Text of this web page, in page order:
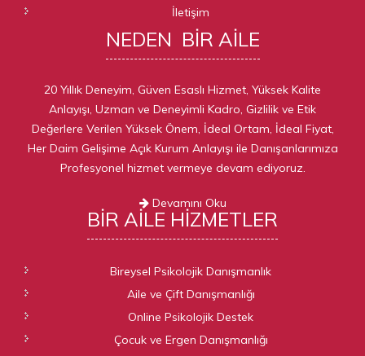
İletişim
NEDEN BIR AILE
20 Yıllık Deneyim, Güven Esaslı Hizmet, Yüksek Kalite
Anlayışı, Uzman ve Deneyimli Kadro, Gizlilik ve Etik
Değerlere Verilen Yüksek Önem, İdeal Ortam, İdeal Fiyat,
Her Daim Gelişime Açık Kurum Anlayışı ile Danışanlarımıza
Profesyonel hizmet vermeye devam ediyoruz.
Devamını Oku
BIR AILE HIZMETLER
Bireysel Psikolojik Danışmanlık
Aile ve Çift Danışmanlığı
Online Psikolojik Destek
Çocuk ve Ergen Danışmanlığı